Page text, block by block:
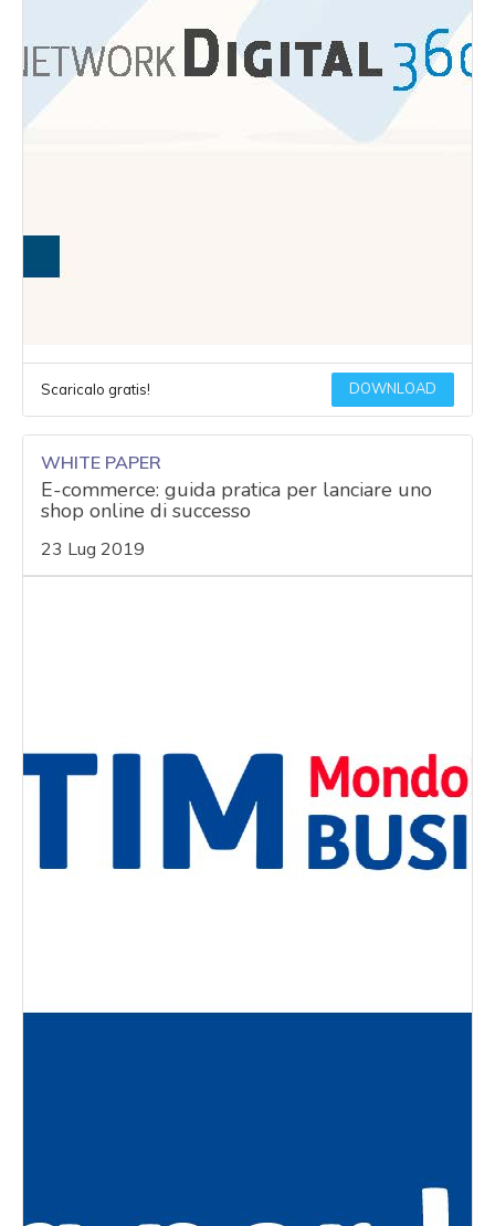
Scaricalo gratis! DOWNLOAD
WHITE PAPER
E-commerce: guida pratica per lanciare uno
shop online di successo
23 Lug 2019